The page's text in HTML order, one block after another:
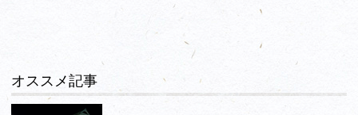
オススメ記事